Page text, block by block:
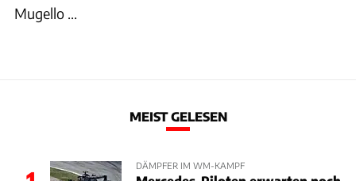
Mugello ...
MEIST GELESEN
DÄMPFER IM WM-KAMPF